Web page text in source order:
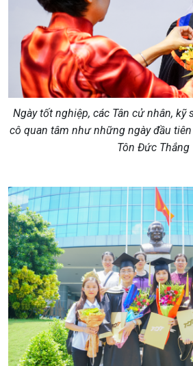
Ngày tốt nghiệp, các Tân cử nhân, kỹ
cô quan tâm như những ngày đầu
Tôn Đức Thắng